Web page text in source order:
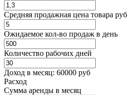
Средняя продажная цена товара руб
Ожидаемое кол-во продаж в день
Количество рабочих дней
Доход в месяц: 60000 руб
Расход
Cумма аренды в месяц